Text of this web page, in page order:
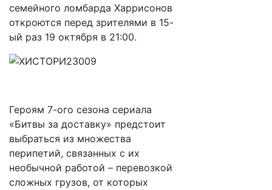
семейного ломбарда Харрисонов
откроются перед зрителями в 15-
ый раз 19 октября в 21:00.
Героям 7-ого сезона сериала
«Битвы за доставку» предстоит
выбраться из множества
перипетий, связанных с их
необычной работой – перевозкой
сложных грузов, от которых